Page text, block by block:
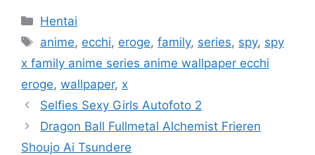
Categorías
Hentai
Etiquetas
anime, ecchi, eroge,family, series, spy, spy
x family anime series anime wallpaper ecchi
eroge, wallpaper, x
Selfies Sexy Girls Autofoto 2
Dragon Ball Fullmetal Alchemist Frieren
Shoujo Ai Tsundere